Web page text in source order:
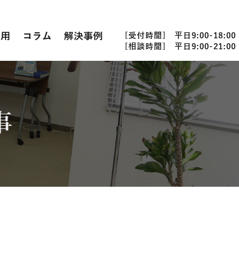
コラム 解決事例
[受付時間] 平日9:00-18:00
[相談時間] 平日9:00-21:00